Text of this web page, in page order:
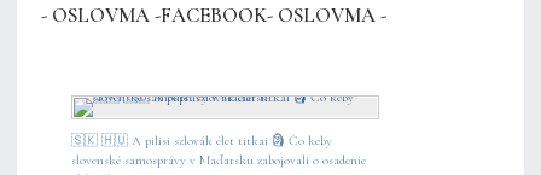
- OSLOVMA -FACEBOOK- OSLOVMA -
🇸🇰 🇭🇺 A pilisi szlovák élet titkai 🗿 Čo keby
slovenské samosprávy v Maďarsku zabojovali o osadenie